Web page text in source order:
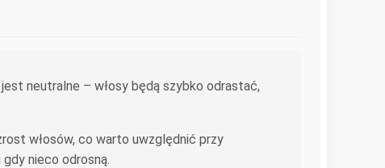
neutralne – włosy będą szybko odrastać,
włosów, co warto uwzględnić przy
nieco odrosną.